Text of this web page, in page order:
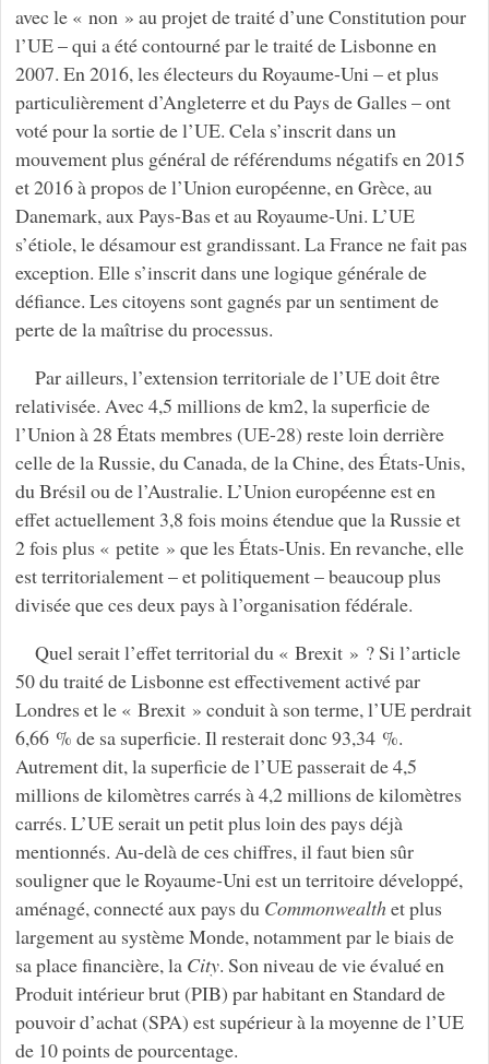
avec le « non » au projet de traité d’une Constitution pour
l’UE – qui a été contourné par le traité de Lisbonne en
2007. En 2016, les électeurs du Royaume-Uni – et plus
particulièrement d’Angleterre et du Pays de Galles – ont
voté pour la sortie de l’UE. Cela s’inscrit dans un
mouvement plus général de référendums négatifs en 2015
et 2016 à propos de l’Union européenne, en Grèce, au
Danemark, aux Pays-Bas et au Royaume-Uni. L’UE
s’étiole, le désamour est grandissant. La France ne fait pas
exception. Elle s’inscrit dans une logique générale de
défiance. Les citoyens sont gagnés par un sentiment de
perte de la maîtrise du processus.
Par ailleurs, l’extension territoriale de l’UE doit être
relativisée. Avec 4,5 millions de km2, la superficie de
l’Union à 28 États membres (UE-28) reste loin derrière
celle de la Russie, du Canada, de la Chine, des États-Unis,
du Brésil ou de l’Australie. L’Union européenne est en
effet actuellement 3,8 fois moins étendue que la Russie et
2 fois plus « petite » que les États-Unis. En revanche, elle
est territorialement – et politiquement – beaucoup plus
divisée que ces deux pays à l’organisation fédérale.
Quel serait l’effet territorial du « Brexit » ? Si l’article
50 du traité de Lisbonne est effectivement activé par
Londres et le « Brexit » conduit à son terme, l’UE perdrait
6,66 % de sa superficie. Il resterait donc 93,34 %.
Autrement dit, la superficie de l’UE passerait de 4,5
millions de kilomètres carrés à 4,2 millions de kilomètres
carrés. L’UE serait un petit plus loin des pays déjà
mentionnés. Au-delà de ces chiffres, il faut bien sûr
souligner que le Royaume-Uni est un territoire développé,
aménagé, connecté aux pays du Commonwealthet plus
largement au système Monde, notamment par le biais de
sa place financière, la City. Son niveau de vie évalué en
Produit intérieur brut (PIB) par habitant en Standard de
pouvoir d’achat (SPA) est supérieur à la moyenne de l’UE
de 10 points de pourcentage.